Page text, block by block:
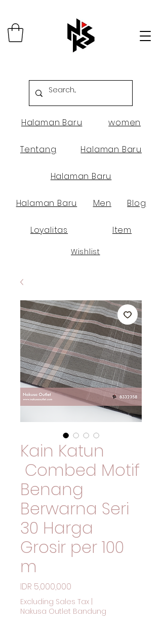
Halaman Baru women
Tentang Halaman Baru
Halaman Baru
Halaman Baru Men Blog
Loyalitas Item
Wishlist
Kain Katun
Combed Motif
Benang
Berwarna Seri
30 Harga
Grosir per 100
m
IDR 5,000,000
Excluding Sales Tax
Nakusa Outlet Bandung